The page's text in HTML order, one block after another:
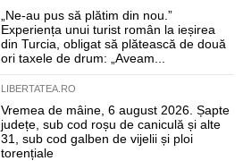
„Ne-au pus să plătim din nou.”
Experiența unui turist român la ieșirea
din Turcia, obligat să plătească de două
ori taxele de drum: „Aveam...
LIBERTATEA.RO
Vremea de mâine, 6 august 2026. Șapte
județe, sub cod roșu de caniculă și alte
31, sub cod galben de vijelii și ploi
torențiale